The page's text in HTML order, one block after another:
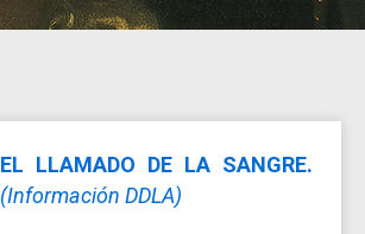
EL LLAMADO DE LA SANGRE.
(Información DDLA)